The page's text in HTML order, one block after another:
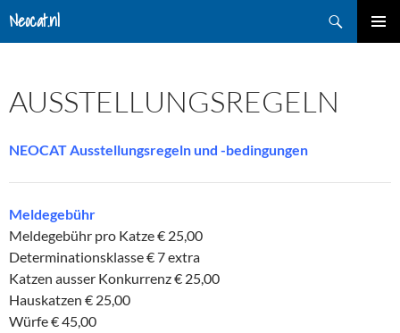
Zum
Inhalt
Neocat.nl
Suchen
AUSSTELLUNGSREGELN
NEOCAT Ausstellungsregeln und -bedingungen
Meldegebühr
Meldegebühr pro Katze € 25,00
Determinationsklasse € 7 extra
Katzen ausser Konkurrenz € 25,00
Hauskatzen € 25,00
Würfe € 45,00